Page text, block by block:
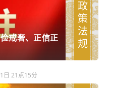
戒奢、正信正
政策法规
日 21点15分